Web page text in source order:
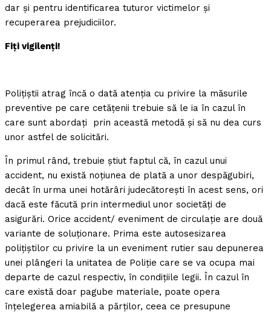
dar şi pentru identificarea tuturor victimelor şi
recuperarea prejudiciilor.
Fiţi vigilenţi!
Poliţiştii atrag încă o dată atenţia cu privire la măsurile
preventive pe care cetăţenii trebuie să le ia în cazul în
care sunt abordaţi prin această metodă şi să nu dea curs
unor astfel de solicitări.
În primul rând, trebuie ştiut faptul că, în cazul unui
accident, nu există noţiunea de plată a unor despăgubiri,
decât în urma unei hotărâri judecătoreşti în acest sens, ori
dacă este făcută prin intermediul unor societăţi de
asigurări. Orice accident/ eveniment de circulaţie are două
variante de soluţionare. Prima este autosesizarea
poliţiştilor cu privire la un eveniment rutier sau depunerea
unei plângeri la unitatea de Poliţie care se va ocupa mai
departe de cazul respectiv, în condiţiile legii. În cazul în
care există doar pagube materiale, poate opera
înţelegerea amiabilă a părţilor, ceea ce presupune